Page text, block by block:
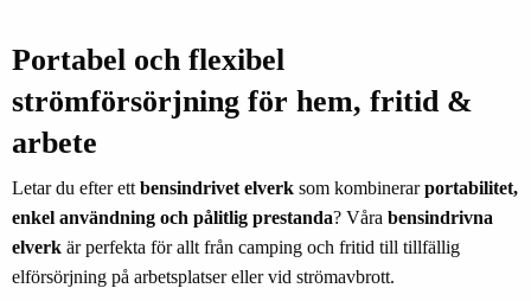
Portabel och flexibel
strömförsörjning för hem, fritid &
arbete
Letar du efter ett bensindrivet elverk som kombinerarportabilitet,
enkel användning och pålitlig prestanda? Våra bensindrivna
elverk är perfekta för allt från camping och fritid till tillfällig
elförsörjning på arbetsplatser eller vid strömavbrott.